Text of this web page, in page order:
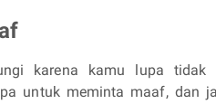
karena kamu lupa tidak
untuk meminta maaf, dan